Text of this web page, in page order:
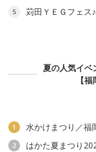
5
苅田ＹＥＧフェス
夏の人気イベ
【福
1 水かけまつり／福
2 はかた夏まつり